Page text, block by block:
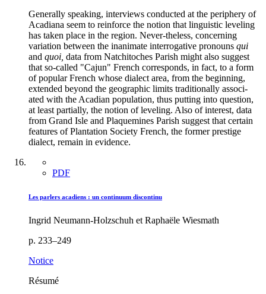
Generally speaking, interviews conducted at the periphery of
Acadiana seem to reinforce the notion that linguistic leveling
has taken place in the region. Never-theless, concerning
variation between the inanimate interrogative pronouns qui
and quoi, data from Natchitoches Parish might also suggest
that so-called "Cajun" French corresponds, in fact, to a form
of popular French whose dialect area, from the beginning,
extended beyond the geographic limits traditionally associ-
ated with the Acadian population, thus putting into question,
at least partially, the notion of leveling. Also of interest, data
from Grand Isle and Plaquemines Parish suggest that certain
features of Plantation Society French, the former prestige
dialect, remain in evidence.
PDF
Les parlers acadiens : un continuum discontinu
Ingrid Neumann-Holzschuh et Raphaële Wiesmath
p. 233–249
Notice
Résumé